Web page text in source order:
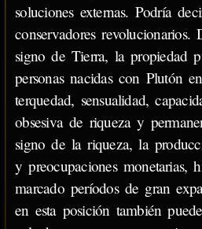
soluciones externas. Podría
conservadores
signo de Tierra, la propiedad
personas nacidas con Plutón
terquedad, sensualidad,
obsesiva de riqueza y
signo de la riqueza, la
y preocupaciones monetarias,
marcado períodos de gran
en esta posición también